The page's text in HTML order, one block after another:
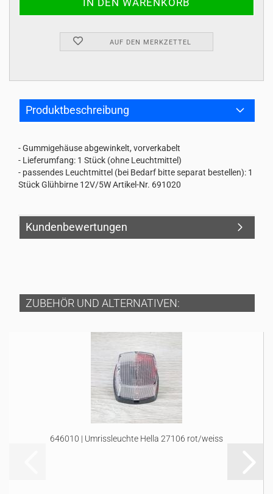
AUF DEN MERKZETTEL
Produktbeschreibung
- Gummigehäuse abgewinkelt, vorverkabelt
- Lieferumfang: 1 Stück (ohne Leuchtmittel)
- passendes Leuchtmittel (bei Bedarf bitte separat bestellen): 1
Stück Glühbirne 12V/5W Artikel-Nr. 691020
Kundenbewertungen
ZUBEHÖR UND ALTERNATIVEN:
646010 | Umrissleuchte Hella 27106 rot/weiss